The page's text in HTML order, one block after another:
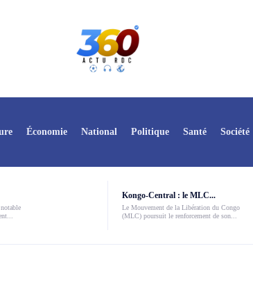
Économie National Politique Santé Société
Kongo-Central : le MLC...
Le Mouvement de la Libération du Congo
(MLC) poursuit le renforcement de son...